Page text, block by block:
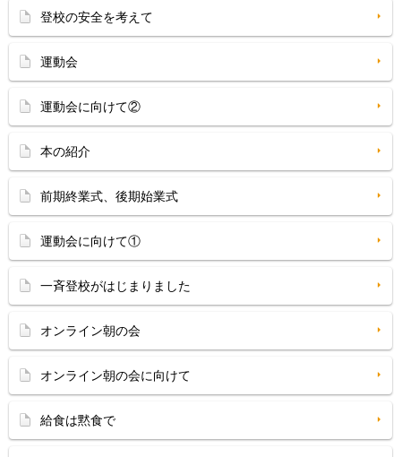
登校の安全を考えて
運動会
運動会に向けて②
本の紹介
前期終業式、後期始業式
運動会に向けて①
一斉登校がはじまりました
オンライン朝の会
オンライン朝の会に向けて
給食は黙食で